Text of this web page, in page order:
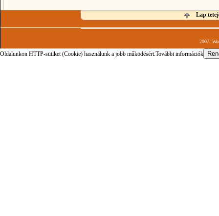
Lap
2007.
Oldalunkon HTTP-sütiket (Cookie) használunk a jobb működésért.További információk